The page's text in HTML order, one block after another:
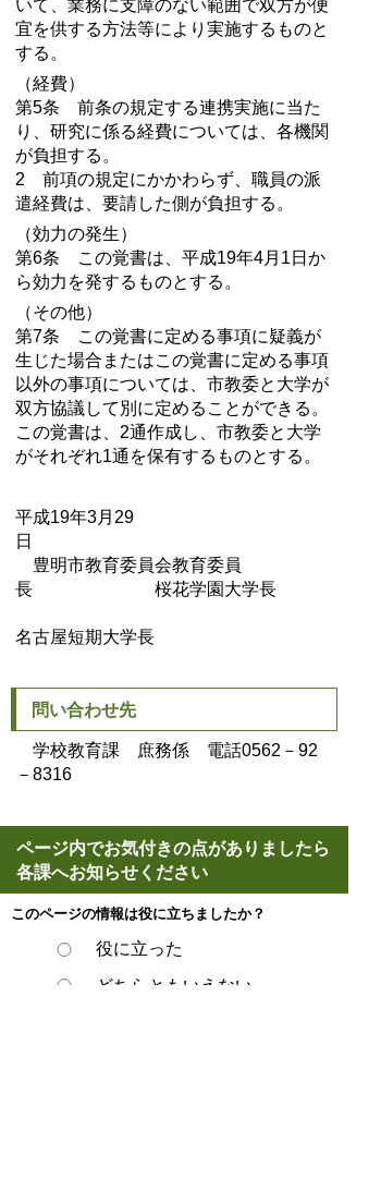
いて、業務に支障のない範囲で双方が便
宜を供する方法等により実施するものと
する。
（経費）
第5条 前条の規定する連携実施に当た
り、研究に係る経費については、各機関
が負担する。
2 前項の規定にかかわらず、職員の派
遣経費は、要請した側が負担する。
（効力の発生）
第6条 この覚書は、平成19年4月1日か
ら効力を発するものとする。
（その他）
第7条 この覚書に定める事項に疑義が
生じた場合またはこの覚書に定める事項
以外の事項については、市教委と大学が
双方協議して別に定めることができる。
この覚書は、2通作成し、市教委と大学
がそれぞれ1通を保有するものとする。
平成19年3月29
日
豊明市教育委員会教育委員
長 桜花学園大学長
名古屋短期大学長
問い合わせ先
学校教育課 庶務係 電話0562－92
－8316
ページ内でお気付きの点がありましたら
各課へお知らせください
このページの情報は役に立ちましたか？
役に立った
どちらともいえない